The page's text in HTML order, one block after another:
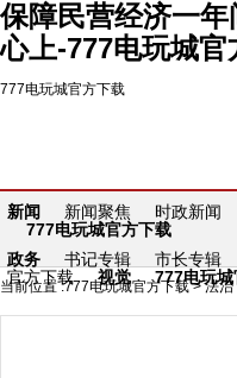
保障民营经济一
心上-777电玩城官
777电玩城官方下载
新闻 新闻聚焦 时政新闻
777电玩城官方下载
政务
书记专辑 市长专辑
官方下载
视觉 777电玩城
当前位置 :777电玩城官方下载>法治